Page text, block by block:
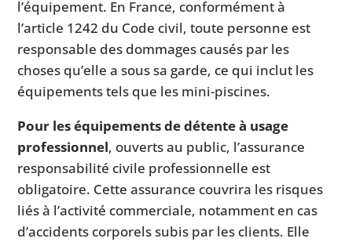
l’équipement. En France, conformément à
l’article 1242 du Code civil, toute personne est
responsable des dommages causés par les
choses qu’elle a sous sa garde, ce qui inclut les
équipements tels que les mini-piscines.
Pour les équipements de détente à usage
professionnel, ouverts au public, l’assurance
responsabilité civile professionnelle est
obligatoire. Cette assurance couvrira les risques
liés à l’activité commerciale, notamment en cas
d’accidents corporels subis par les clients. Elle